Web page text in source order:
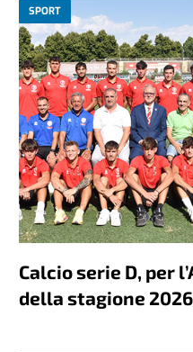
SPORT
Calcio serie D, per
della stagione